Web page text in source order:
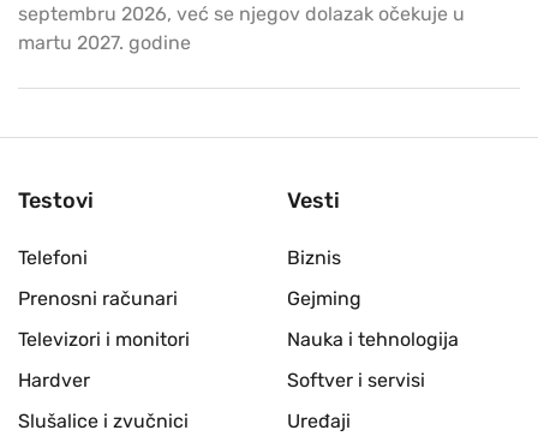
septembru 2026, već se njegov dolazak očekuje u
martu 2027. godine
Testovi
Telefoni
Prenosni računari
Televizori i monitori
Hardver
Slušalice i zvučnici
Vesti
Biznis
Gejming
Nauka i tehnologija
Softver i servisi
Uređaji